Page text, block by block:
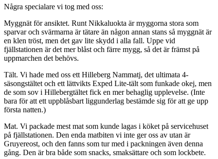
Några specialare vi tog med oss:
Myggnät för ansiktet. Runt Nikkaluokta är myggorna stora som
sparvar och svärmarna är tätare än någon annan stans så myggnät är
en klen tröst, men det gav lite skydd i alla fall. Uppe vid
fjällstationen är det mer blåst och färre mygg, så det är främst på
uppmarchen det behövs.
Tält. Vi hade med oss ett Hilleberg Nammatj, det ultimata 4-
säsongstältet och ett lättvikts Exped Lite-tält som funkade okej, men
de som sov i Hillebergtältet fick en mer behaglig upplevelse. (Inte
bara för att ett uppblåsbart liggunderlag bestämde sig för att ge upp
första natten.)
Mat. Vi packade mest mat som kunde lagas i köket på servicehuset
på fjällstationen. Den enda matbiten vi inte ger oss av utan är
Gruyereost, och den fanns som tur med i packningen även denna
gång. Den är bra både som snacks, smaksättare och som lockbete.